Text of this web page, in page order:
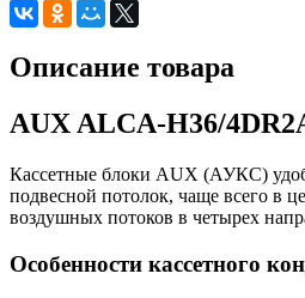
Описание товара
AUX ALCA-H36/
Кассетные блоки AUX (АУКС)
подвесной потолок, чаще всего в
воздушных потоков в четырех
Особенности кассетного